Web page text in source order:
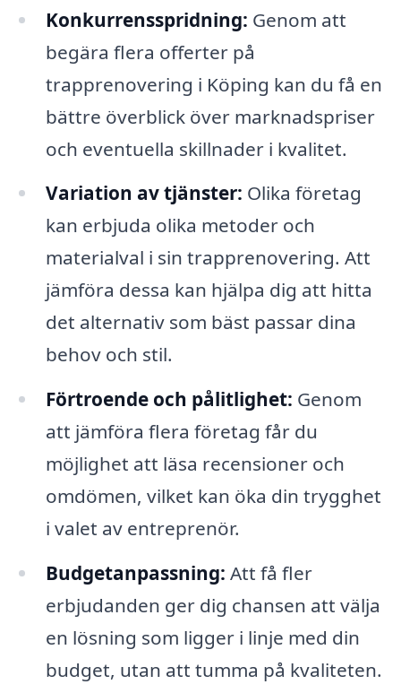
Konkurrensspridning: Genom att
begära flera offerter på
trapprenovering i Köping kan du få en
bättre överblick över marknadspriser
och eventuella skillnader i kvalitet.
Variation av tjänster: Olika företag
kan erbjuda olika metoder och
materialval i sin trapprenovering. Att
jämföra dessa kan hjälpa dig att hitta
det alternativ som bäst passar dina
behov och stil.
Förtroende och pålitlighet: Genom
att jämföra flera företag får du
möjlighet att läsa recensioner och
omdömen, vilket kan öka din trygghet
i valet av entreprenör.
Budgetanpassning: Att få fler
erbjudanden ger dig chansen att välja
en lösning som ligger i linje med din
budget, utan att tumma på kvaliteten.